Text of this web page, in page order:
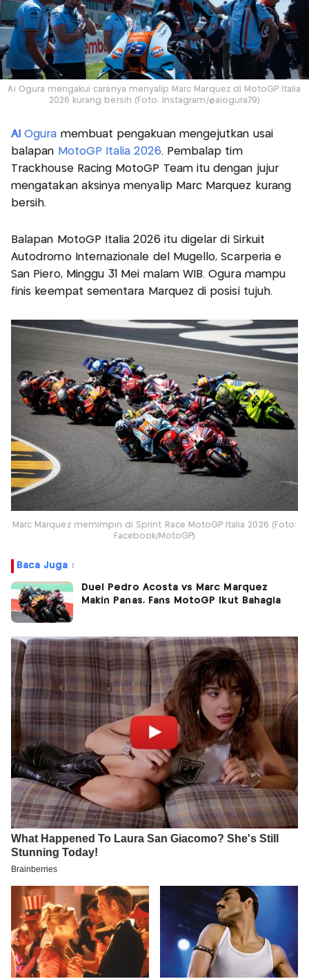
Ai Ogura mengakui caranya menyalip Marc Marquez di MotoGP Italia
2026 kurang bersih (Foto: Instagram/@aiogura79)
AIOgura membuat pengakuan mengejutkan usai
balapan MotoGP Italia 2026. Pembalap tim
Trackhouse Racing MotoGP Team itu dengan jujur
mengatakan aksinya menyalip Marc Marquez kurang
bersih.
Balapan MotoGP Italia 2026 itu digelar di Sirkuit
Autodromo Internazionale del Mugello, Scarperia e
San Piero, Minggu 31 Mei malam WIB. Ogura mampu
finis keempat sementara Marquez di posisi tujuh.
Marc Marquez memimpin di Sprint Race MotoGP Italia 2026 (Foto:
Facebook/MotoGP)
Baca Juga :
Duel Pedro Acosta vs Marc Marquez
Makin Panas, Fans MotoGP Ikut Bahagia